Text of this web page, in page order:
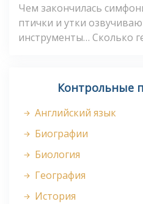
Чем закончилась
птички и утки
инструменты… Сколько
Контрольные
Английский язык
Биографии
Биология
География
История